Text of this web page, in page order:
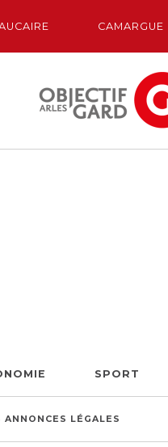
CAMARGUE
SPORT
LÉGALES